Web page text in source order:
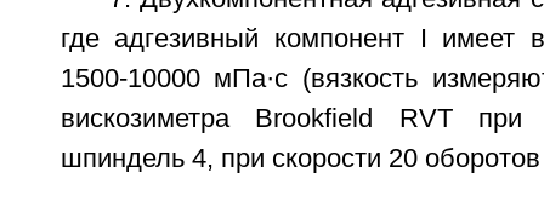
где адгезивный компонент I имеет
1500-10000 мПа·с (вязкость
вискозиметра Brookfield RVT при
шпиндель 4, при скорости 20